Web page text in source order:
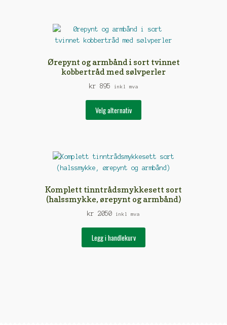
Ørepynt og armbånd i sort tvinnet
kobbertråd med sølvperler
kr 895 inkl mva
Velg alternativ
Alternativene
kan
på
Komplett tinntrådsmykkesett sort
(halssmykke, ørepynt og armbånd)
kr 2050 inkl mva
Legg i handlekurv